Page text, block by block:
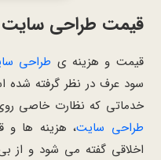
قیمت طراحی سایت
قیمت و هزینه ی طراحی
سود عرف در نظر گرفته شده
خدماتی که نظارت خاصی
طراحی سایت، هزینه ها و
اخلاقی گفته می شود و از